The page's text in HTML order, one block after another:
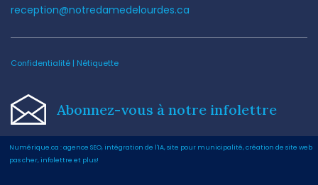
reception@notredamedelourdes.ca
Confidentialité | Nétiquette
Abonnez-vous à notre infolettre
Numérique.ca :agence SEO,intégration de l'IA,site pour municipalité,création de site web
pas cher,infolettre et plus!